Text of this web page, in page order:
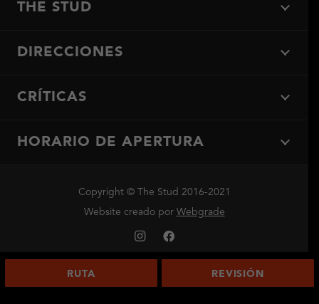
RUTA REVISIÓN
THE STUD
DIRECCIONES
CRÍTICAS
HORARIO DE APERTURA
Copyright © The Stud 2016-2021
Website creado por Webgrade